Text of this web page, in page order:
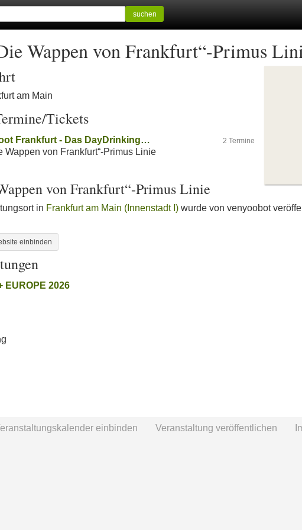
suchen
Wappen von Frankfurt“-Primus
am Main
Tickets
2 Termine
Frankfurt - Das DayDrinking…
Wappen von Frankfurt“-Primus Linie
von Frankfurt“-Primus Linie
in Frankfurt am Main (Innenstadt I) wurde von venyoobot
einbinden
EUROPE 2026
einbinden Veranstaltung veröffentlichen